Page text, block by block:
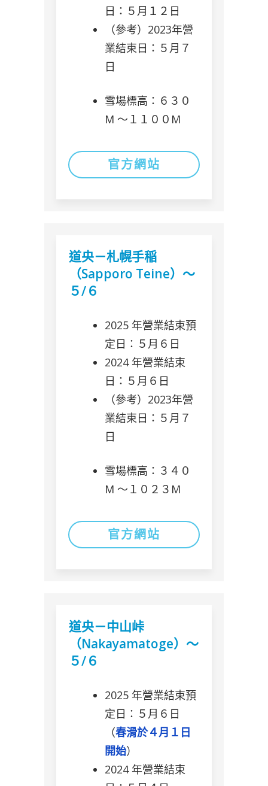
日：５月１２日
（參考）2023年營
業結束日：５月７
日
雪場標高：６３０
M 〜１１００M
官方網站
道央－札幌手稲
（Sapporo Teine）～
５/６
2025 年營業結束預
定日：５月６日
2024 年營業結束
日：５月６日
（參考）2023年營
業結束日：５月７
日
雪場標高：３４０
M 〜１０２３M
官方網站
道央－中山峠
（Nakayamatoge）～
５/６
2025 年營業結束預
定日：５月６日
（春滑於４月１日
開始）
2024 年營業結束